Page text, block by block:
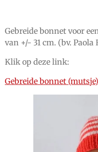
Gebreide bonnet voor
van +/- 31 cm. (bv. Paola
Klik op deze link:
Gebreide bonnet